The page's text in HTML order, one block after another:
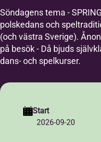
Söndagens tema -
polskedans och
(och västra Sverige).
på besök - Då bjuds
dans- och spelkurser.
Start
2026-09-20